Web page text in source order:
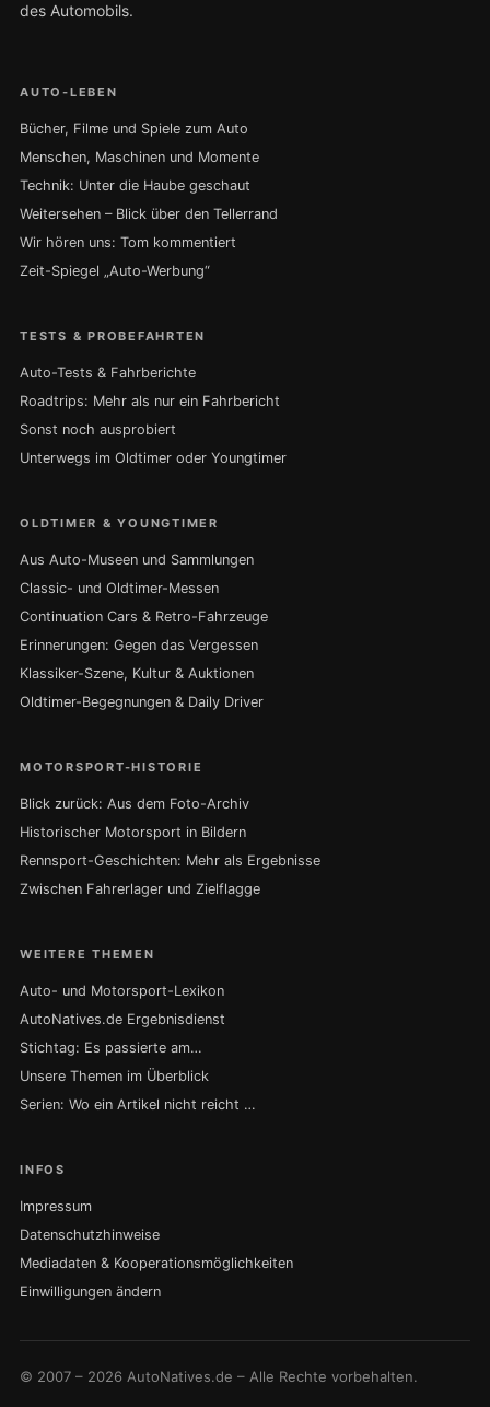
des Automobils.
AUTO-LEBEN
Bücher, Filme und Spiele zum Auto
Menschen, Maschinen und Momente
Technik: Unter die Haube geschaut
Weitersehen – Blick über den Tellerrand
Wir hören uns: Tom kommentiert
Zeit-Spiegel „Auto-Werbung“
TESTS & PROBEFAHRTEN
Auto-Tests & Fahrberichte
Roadtrips: Mehr als nur ein Fahrbericht
Sonst noch ausprobiert
Unterwegs im Oldtimer oder Youngtimer
OLDTIMER & YOUNGTIMER
Aus Auto-Museen und Sammlungen
Classic- und Oldtimer-Messen
Continuation Cars & Retro-Fahrzeuge
Erinnerungen: Gegen das Vergessen
Klassiker-Szene, Kultur & Auktionen
Oldtimer-Begegnungen & Daily Driver
MOTORSPORT-HISTORIE
Blick zurück: Aus dem Foto-Archiv
Historischer Motorsport in Bildern
Rennsport-Geschichten: Mehr als Ergebnisse
Zwischen Fahrerlager und Zielflagge
WEITERE THEMEN
Auto- und Motorsport-Lexikon
AutoNatives.de Ergebnisdienst
Stichtag: Es passierte am…
Unsere Themen im Überblick
Serien: Wo ein Artikel nicht reicht …
INFOS
Impressum
Datenschutzhinweise
Mediadaten & Kooperationsmöglichkeiten
Einwilligungen ändern
© 2007 – 2026 AutoNatives.de – Alle Rechte vorbehalten.